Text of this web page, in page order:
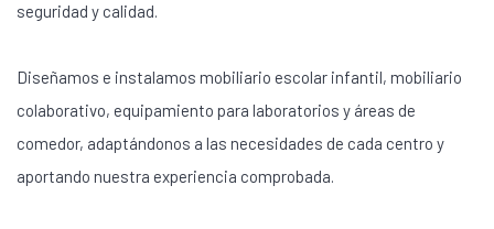
seguridad y calidad.
Diseñamos e instalamos mobiliario escolar infantil, mobiliario
colaborativo, equipamiento para laboratorios y áreas de
comedor, adaptándonos a las necesidades de cada centro y
aportando nuestra experiencia comprobada.